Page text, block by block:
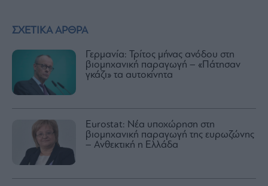
ΣΧΕΤΙΚΑ ΑΡΘΡΑ
Γερμανία: Τρίτος μήνας ανόδου στη
βιομηχανική παραγωγή – «Πάτησαν
γκάζι» τα αυτοκίνητα
Eurostat: Νέα υποχώρηση στη
βιομηχανική παραγωγή της ευρωζώνης
– Ανθεκτική η Ελλάδα